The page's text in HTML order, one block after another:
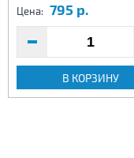
Цена: 795 р.
В КОРЗИНУ